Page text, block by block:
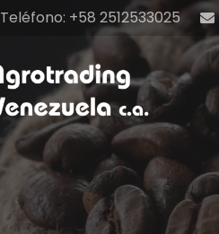
Teléfono: +58 2512533025